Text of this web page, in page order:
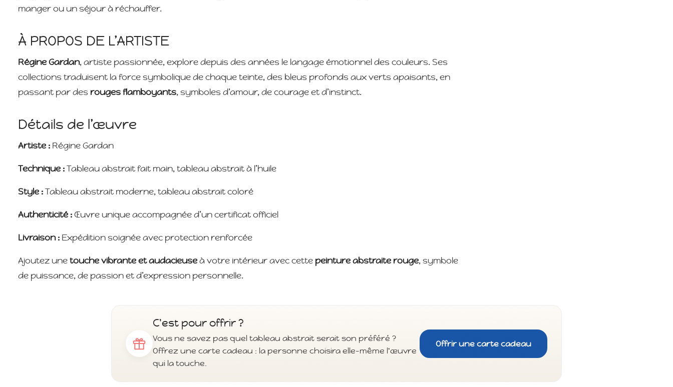
manger ou un séjour à réchauffer.
À PROPOS DE L’ARTISTE
Régine Gardan, artiste passionnée, explore depuis des années le langage émotionnel des couleurs. Ses
collections traduisent la force symbolique de chaque teinte, des bleus profonds aux verts apaisants, en
passant par des rouges flamboyants, symboles d’amour, de courage et d’instinct.
Détails de l’œuvre
Artiste : Régine Gardan
Technique :Tableau abstrait fait main, tableau abstrait à l’huile
Style :Tableau abstrait moderne, tableau abstrait coloré
Authenticité :Œuvre unique accompagnée d’un certificat officiel
Livraison : Expédition soignée avec protection renforcée
Ajoutez unetouche vibrante et audacieuseà votre intérieur avec cette peinture abstraite rouge, symbole
de puissance, de passion et d’expression personnelle.
C'est pour offrir ?
Vous ne savez pas quel tableau abstrait serait son préféré ?
Offrez une carte cadeau : la personne choisira elle-même l'œuvre
qui la touche.
Offrir une carte cadeau